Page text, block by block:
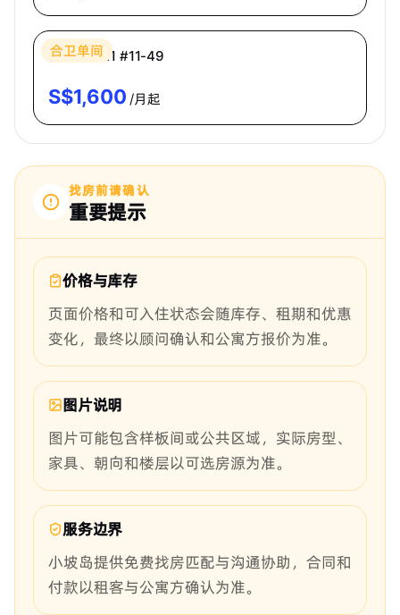
合卫单间
普通房 CR1 #11-49
S$1,600 /月起
找房前请确认
重要提示
价格与库存
页面价格和可入住状态会随库存、租期和优惠
变化，最终以顾问确认和公寓方报价为准。
图片说明
图片可能包含样板间或公共区域，实际房型、
家具、朝向和楼层以可选房源为准。
服务边界
小坡岛提供免费找房匹配与沟通协助，合同和
付款以租客与公寓方确认为准。